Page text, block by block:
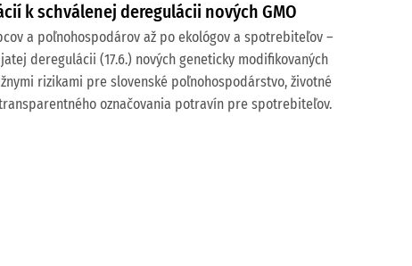
k schválenej deregulácii nových GMO
a poľnohospodárov až po ekológov a spotrebiteľov –
deregulácii (17.6.) nových geneticky modifikovaných
rizikami pre slovenské poľnohospodárstvo, životné
označovania potravín pre spotrebiteľov.